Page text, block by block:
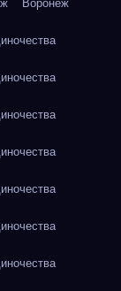
Воронеж